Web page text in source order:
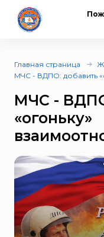
Главная страница
МЧС - ВДПО: добавить
МЧС -
«огоньку»